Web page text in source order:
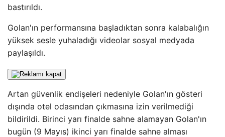
bastırıldı.
Golan'ın performansına başladıktan sonra kalabalığın
yüksek sesle yuhaladığı videolar sosyal medyada
paylaşıldı.
Artan güvenlik endişeleri nedeniyle Golan'ın gösteri
dışında otel odasından çıkmasına izin verilmediği
bildirildi. Birinci yarı finalde sahne alamayan Golan'ın
bugün (9 Mayıs) ikinci yarı finalde sahne alması